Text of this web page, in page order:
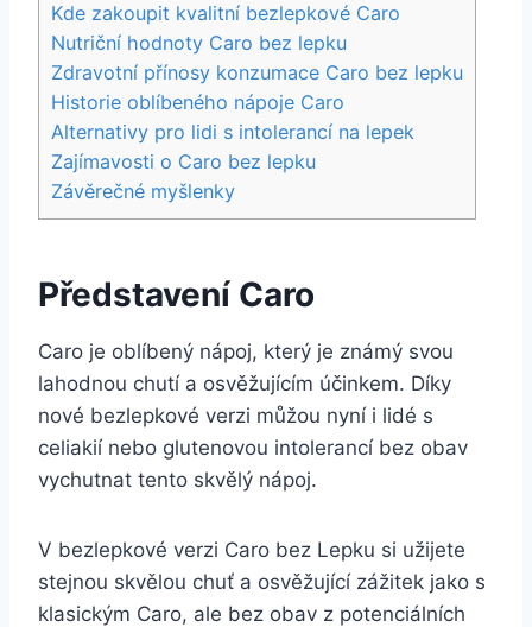
Kde zakoupit kvalitní bezlepkové Caro
Nutriční hodnoty Caro bez lepku
Zdravotní přínosy konzumace Caro bez lepku
Historie oblíbeného nápoje Caro
Alternativy pro lidi s intolerancí na lepek
Zajímavosti o Caro bez lepku
Závěrečné myšlenky
Představení Caro
Caro je oblíbený nápoj, který je známý svou
lahodnou chutí a osvěžujícím účinkem. Díky
nové bezlepkové verzi můžou nyní i lidé s
celiakií nebo glutenovou intolerancí bez obav
vychutnat tento skvělý nápoj.
V bezlepkové verzi Caro bez Lepku si užijete
stejnou skvělou chuť a osvěžující zážitek jako s
klasickým Caro, ale bez obav z potenciálních